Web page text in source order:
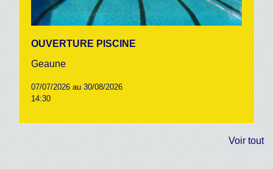
OUVERTURE PISCINE
Geaune
07/07/2026 au 30/08/2026
14:30
Voir tout